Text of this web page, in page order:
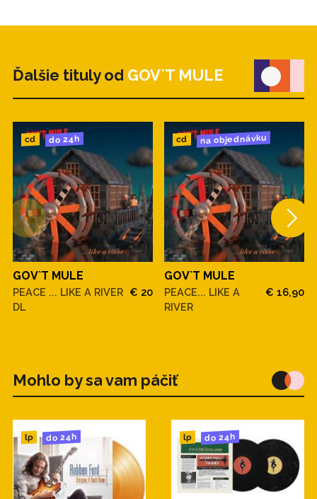
Ďalšie tituly od GOV`T MULE
cd do 24h
GOV`T MULE
PEACE ... LIKE A RIVER
DL
€ 20
cd na objednávku
GOV`T MULE
PEACE... LIKE A
RIVER
€ 16,90
Mohlo by sa vam páčiť
lp do 24h lp do 24h